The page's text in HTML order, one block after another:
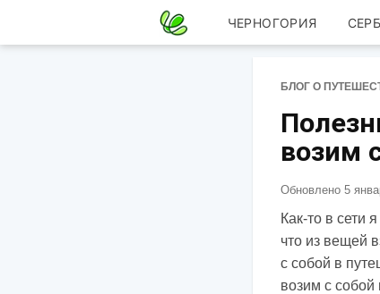
ЧЕРНОГОРИЯ
БЛОГ О
возим
Обновлено5
Как-то в сети
что из вещей
с собой в
возим с